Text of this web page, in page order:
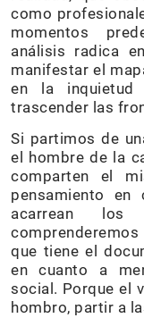
como
momentos
análisis radica
manifestar el
en la inquietud
trascender las
Si partimos de
el hombre de la
comparten el
pensamiento
acarrean los
que tiene el
en cuanto a
social. Porque el
hombro, partir a